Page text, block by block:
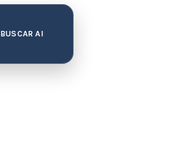
BUSCAR AI